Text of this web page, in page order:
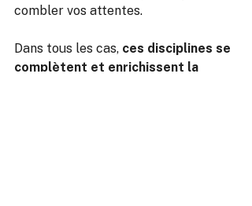
combler vos attentes.
Dans tous les cas, ces disciplines se
complètent et enrichissent la